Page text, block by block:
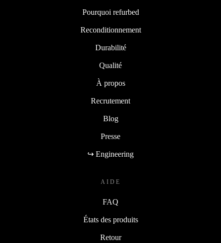
Pourquoi refurbed
Reconditionnement
Durabilité
Qualité
À propos
Recrutement
Blog
Presse
↪ Engineering
AIDE
FAQ
États des produits
Retour